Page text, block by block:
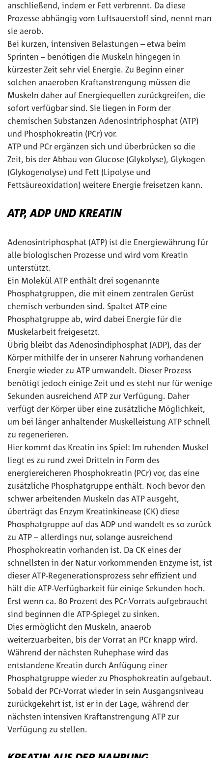
anschließend, indem er Fett verbrennt. Da diese
Prozesse abhängig vom Luftsauerstoff sind, nennt man
sie aerob.
Bei kurzen, intensiven Belastungen – etwa beim
Sprinten – benötigen die Muskeln hingegen in
kürzester Zeit sehr viel Energie. Zu Beginn einer
solchen anaeroben Kraftanstrengung müssen die
Muskeln daher auf Energiequellen zurückgreifen, die
sofort verfügbar sind. Sie liegen in Form der
chemischen Substanzen Adenosintriphosphat (ATP)
und Phosphokreatin (PCr) vor.
ATP und PCr ergänzen sich und überbrücken so die
Zeit, bis der Abbau von Glucose (Glykolyse), Glykogen
(Glykogenolyse) und Fett (Lipolyse und
Fettsäureoxidation) weitere Energie freisetzen kann.
ATP, ADP UND KREATIN
Adenosintriphosphat (ATP) ist die Energiewährung für
alle biologischen Prozesse und wird vom Kreatin
unterstützt.
Ein Molekül ATP enthält drei sogenannte
Phosphatgruppen, die mit einem zentralen Gerüst
chemisch verbunden sind. Spaltet ATP eine
Phosphatgruppe ab, wird dabei Energie für die
Muskelarbeit freigesetzt.
Übrig bleibt das Adenosindiphosphat (ADP), das der
Körper mithilfe der in unserer Nahrung vorhandenen
Energie wieder zu ATP umwandelt. Dieser Prozess
benötigt jedoch einige Zeit und es steht nur für wenige
Sekunden ausreichend ATP zur Verfügung. Daher
verfügt der Körper über eine zusätzliche Möglichkeit,
um bei länger anhaltender Muskelleistung ATP schnell
zu regenerieren.
Hier kommt das Kreatin ins Spiel: Im ruhenden Muskel
liegt es zu rund zwei Dritteln in Form des
energiereicheren Phosphokreatin (PCr) vor, das eine
zusätzliche Phosphatgruppe enthält. Noch bevor den
schwer arbeitenden Muskeln das ATP ausgeht,
überträgt das Enzym Kreatinkinease (CK) diese
Phosphatgruppe auf das ADP und wandelt es so zurück
zu ATP – allerdings nur, solange ausreichend
Phosphokreatin vorhanden ist. Da CK eines der
schnellsten in der Natur vorkommenden Enzyme ist, ist
dieser ATP-Regenerationsprozess sehr effizient und
hält die ATP-Verfügbarkeit für einige Sekunden hoch.
Erst wenn ca. 80 Prozent des PCr-Vorrats aufgebraucht
sind beginnen die ATP-Spiegel zu sinken.
Dies ermöglicht den Muskeln, anaerob
weiterzuarbeiten, bis der Vorrat an PCr knapp wird.
Während der nächsten Ruhephase wird das
entstandene Kreatin durch Anfügung einer
Phosphatgruppe wieder zu Phosphokreatin aufgebaut.
Sobald der PCr-Vorrat wieder in sein Ausgangsniveau
zurückgekehrt ist, ist er in der Lage, während der
nächsten intensiven Kraftanstrengung ATP zur
Verfügung zu stellen.